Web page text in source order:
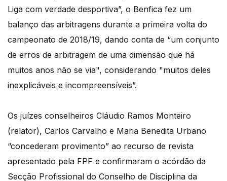
Liga com verdade desportiva”, o Benfica fez um
balanço das arbitragens durante a primeira volta do
campeonato de 2018/19, dando conta de “um conjunto
de erros de arbitragem de uma dimensão que há
muitos anos não se via", considerando "muitos deles
inexplicáveis e incompreensíveis”.
Os juízes conselheiros Cláudio Ramos Monteiro
(relator), Carlos Carvalho e Maria Benedita Urbano
“concederam provimento” ao recurso de revista
apresentado pela FPF e confirmaram o acórdão da
Secção Profissional do Conselho de Disciplina da